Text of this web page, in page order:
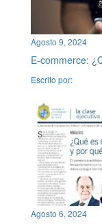
Agosto 9, 2024
E-commerce:
Escrito por:
Agosto 6, 2024